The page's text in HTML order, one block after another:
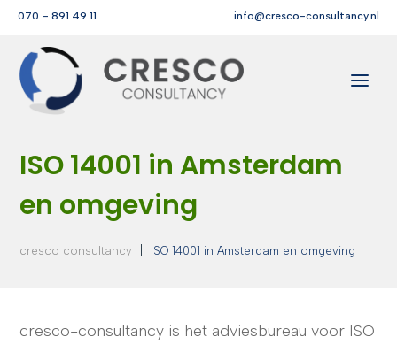
070 – 891 49 11 info@cresco-consultancy.nl
ISO 14001 in Amsterdam
en omgeving
cresco consultancy | ISO 14001 in Amsterdam en omgeving
cresco-consultancy is het adviesbureau voor ISO